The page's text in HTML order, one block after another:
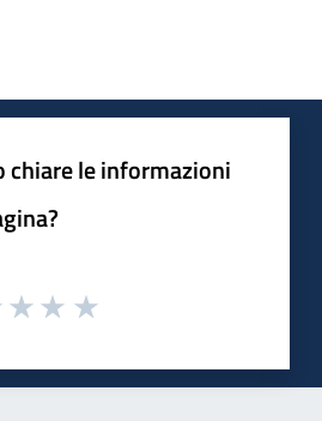
chiare le informazioni